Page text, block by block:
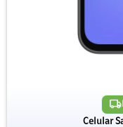
Celular